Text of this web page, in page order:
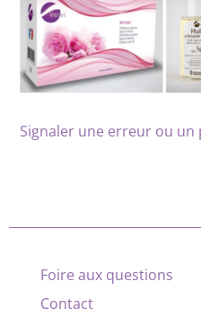
Signaler une erreur ou
Foire aux questions
Contact